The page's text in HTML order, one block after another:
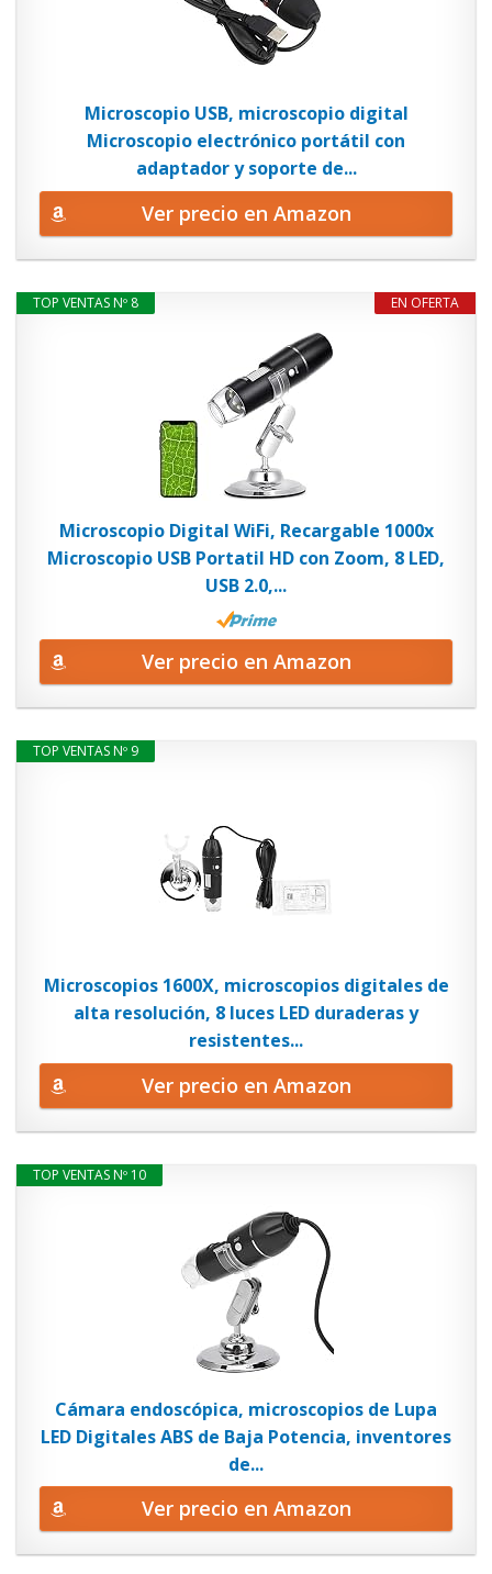
Microscopio USB, microscopio digital
Microscopio electrónico portátil con
adaptador y soporte de...
Ver precio en Amazon
EN OFERTA
TOP VENTAS Nº 8
Microscopio Digital WiFi, Recargable 1000x
Microscopio USB Portatil HD con Zoom, 8 LED,
USB 2.0,...
Ver precio en Amazon
TOP VENTAS Nº 9
Microscopios 1600X, microscopios digitales de
alta resolución, 8 luces LED duraderas y
resistentes...
Ver precio en Amazon
TOP VENTAS Nº 10
Cámara endoscópica, microscopios de Lupa
LED Digitales ABS de Baja Potencia, inventores
de...
Ver precio en Amazon